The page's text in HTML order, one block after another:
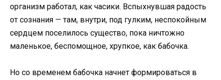
организм работал, как часики. Вспыхнувшая радость
от сознания — там, внутри, под гулким, неспокойным
сердцем поселилось существо, пока ничтожно
маленькое, беспомощное, хрупкое, как бабочка.
Но со временем бабочка начнет формироваться в